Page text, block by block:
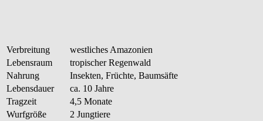
Verbreitung
westliches Amazonien
Lebensraum
tropischer Regenwald
Nahrung
Insekten, Früchte, Baumsäfte
Lebensdauer
ca. 10 Jahre
Tragzeit
4,5 Monate
Wurfgröße
2 Jungtiere